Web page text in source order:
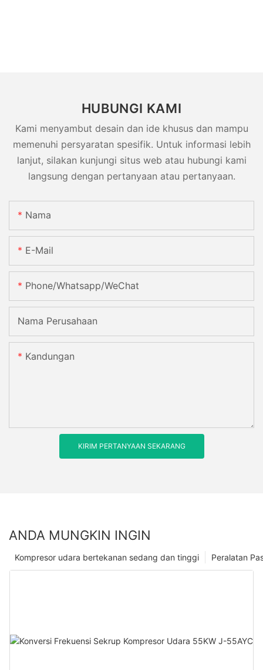
HUBUNGI KAMI
Kami menyambut desain dan ide khusus dan mampu
memenuhi persyaratan spesifik. Untuk informasi lebih
lanjut, silakan kunjungi situs web atau hubungi kami
langsung dengan pertanyaan atau pertanyaan.
Nama
E-Mail
Phone/Whatsapp/WeChat
Nama Perusahaan
Kandungan
KIRIM PERTANYAAN SEKARANG
ANDA MUNGKIN INGIN
Peralatan
Kompresor udara bertekanan sedang dan tinggi